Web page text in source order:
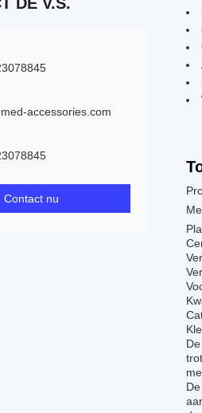
accessories.com
Contact nu